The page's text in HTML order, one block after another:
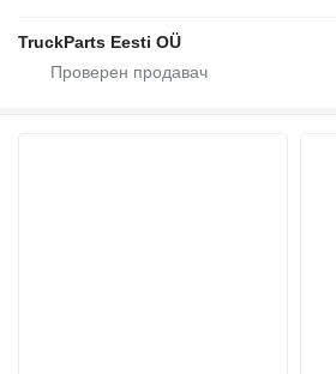
TruckParts Eesti OÜ